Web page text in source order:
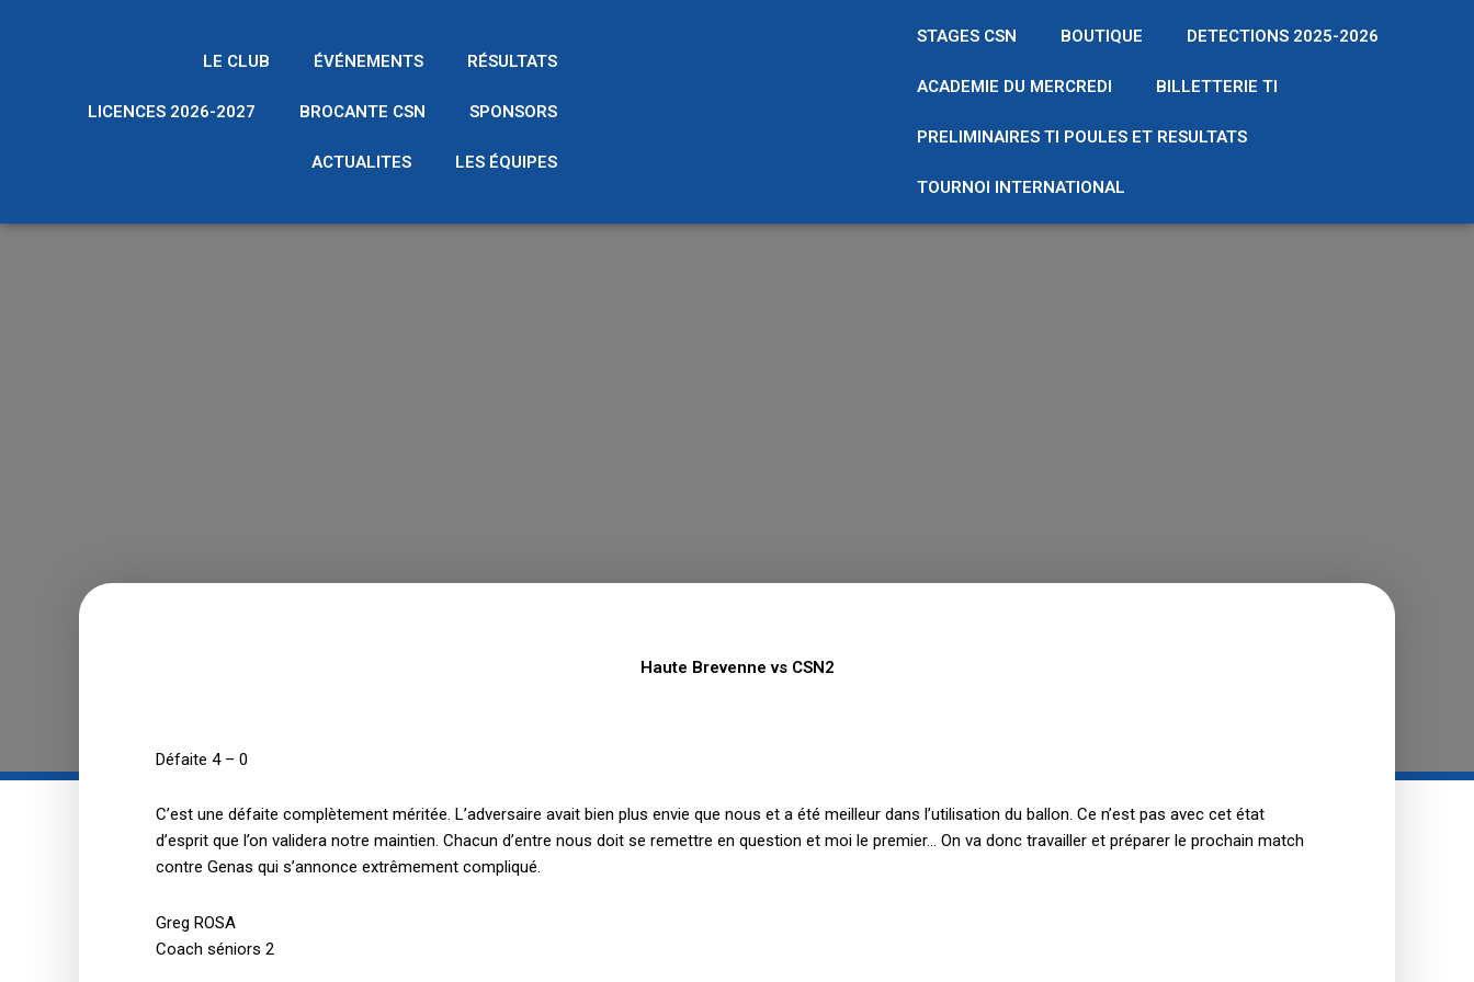
LE CLUB ÉVÉNEMENTS RÉSULTATS
LICENCES 2026-2027 BROCANTE CSN SPONSORS
ACTUALITES LES ÉQUIPES
STAGES CSN BOUTIQUE DETECTIONS 2025-2026
ACADEMIE DU MERCREDI BILLETTERIE TI
PRELIMINAIRES TI POULES ET RESULTATS
TOURNOI INTERNATIONAL
Haute Brevenne vs CSN2
Défaite 4 – 0
C’est une défaite complètement méritée. L’adversaire avait bien plus envie que nous et a été meilleur dans l’utilisation du ballon. Ce n’est pas avec cet état
d’esprit que l’on validera notre maintien. Chacun d’entre nous doit se remettre en question et moi le premier… On va donc travailler et préparer le prochain match
contre Genas qui s’annonce extrêmement compliqué.
Greg ROSA
Coach séniors 2